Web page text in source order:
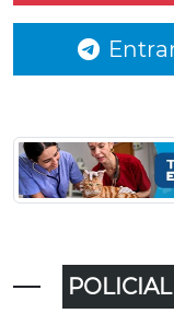
POLICIAL